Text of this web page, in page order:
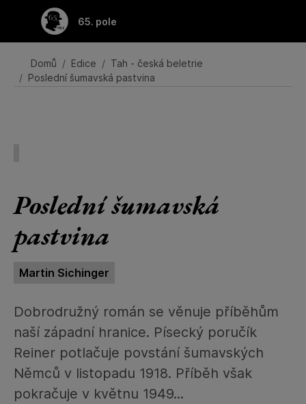
Přeskočit na hlavní obsah
65. pole
Domů Edice
Tah - česká beletrie
Poslední šumavská pastvina
Poslední šumavská
pastvina
Martin Sichinger
Dobrodružný román se věnuje příběhům
naší západní hranice. Písecký poručík
Reiner potlačuje povstání šumavských
Němců v listopadu 1918. Příběh však
pokračuje v květnu 1949...